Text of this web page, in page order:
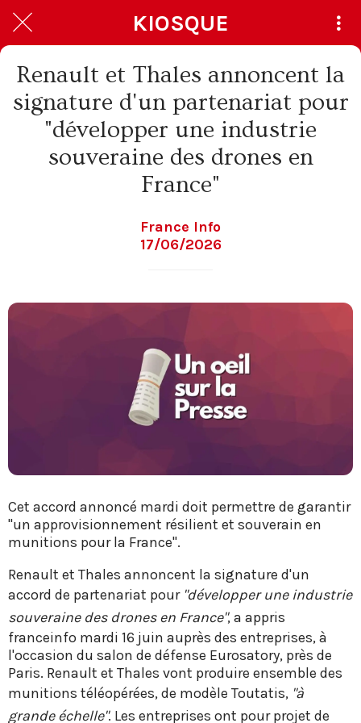
KIOSQUE
Renault et Thales annoncent la
signature d'un partenariat pour
"développer une industrie
souveraine des drones en
France"
France Info
17/06/2026
Cet accord annoncé mardi doit permettre de garantir
"un approvisionnement résilient et souverain en
munitions pour la France".
Renault et Thales annoncent la signature d'un
accord de partenariat pour "développer une industrie
souveraine des drones en France", a appris
franceinfo mardi 16 juin auprès des entreprises, à
l'occasion du salon de défense Eurosatory, près de
Paris. Renault et Thales vont produire ensemble des
munitions téléopérées, de modèle Toutatis, "à
grande échelle". Les entreprises ont pour projet de